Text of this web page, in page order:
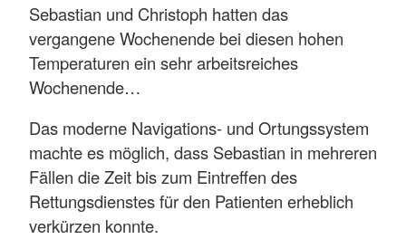
Sebastian und Christoph hatten das
vergangene Wochenende bei diesen hohen
Temperaturen ein sehr arbeitsreiches
Wochenende…
Das moderne Navigations- und Ortungssystem
machte es möglich, dass Sebastian in mehreren
Fällen die Zeit bis zum Eintreffen des
Rettungsdienstes für den Patienten erheblich
verkürzen konnte.